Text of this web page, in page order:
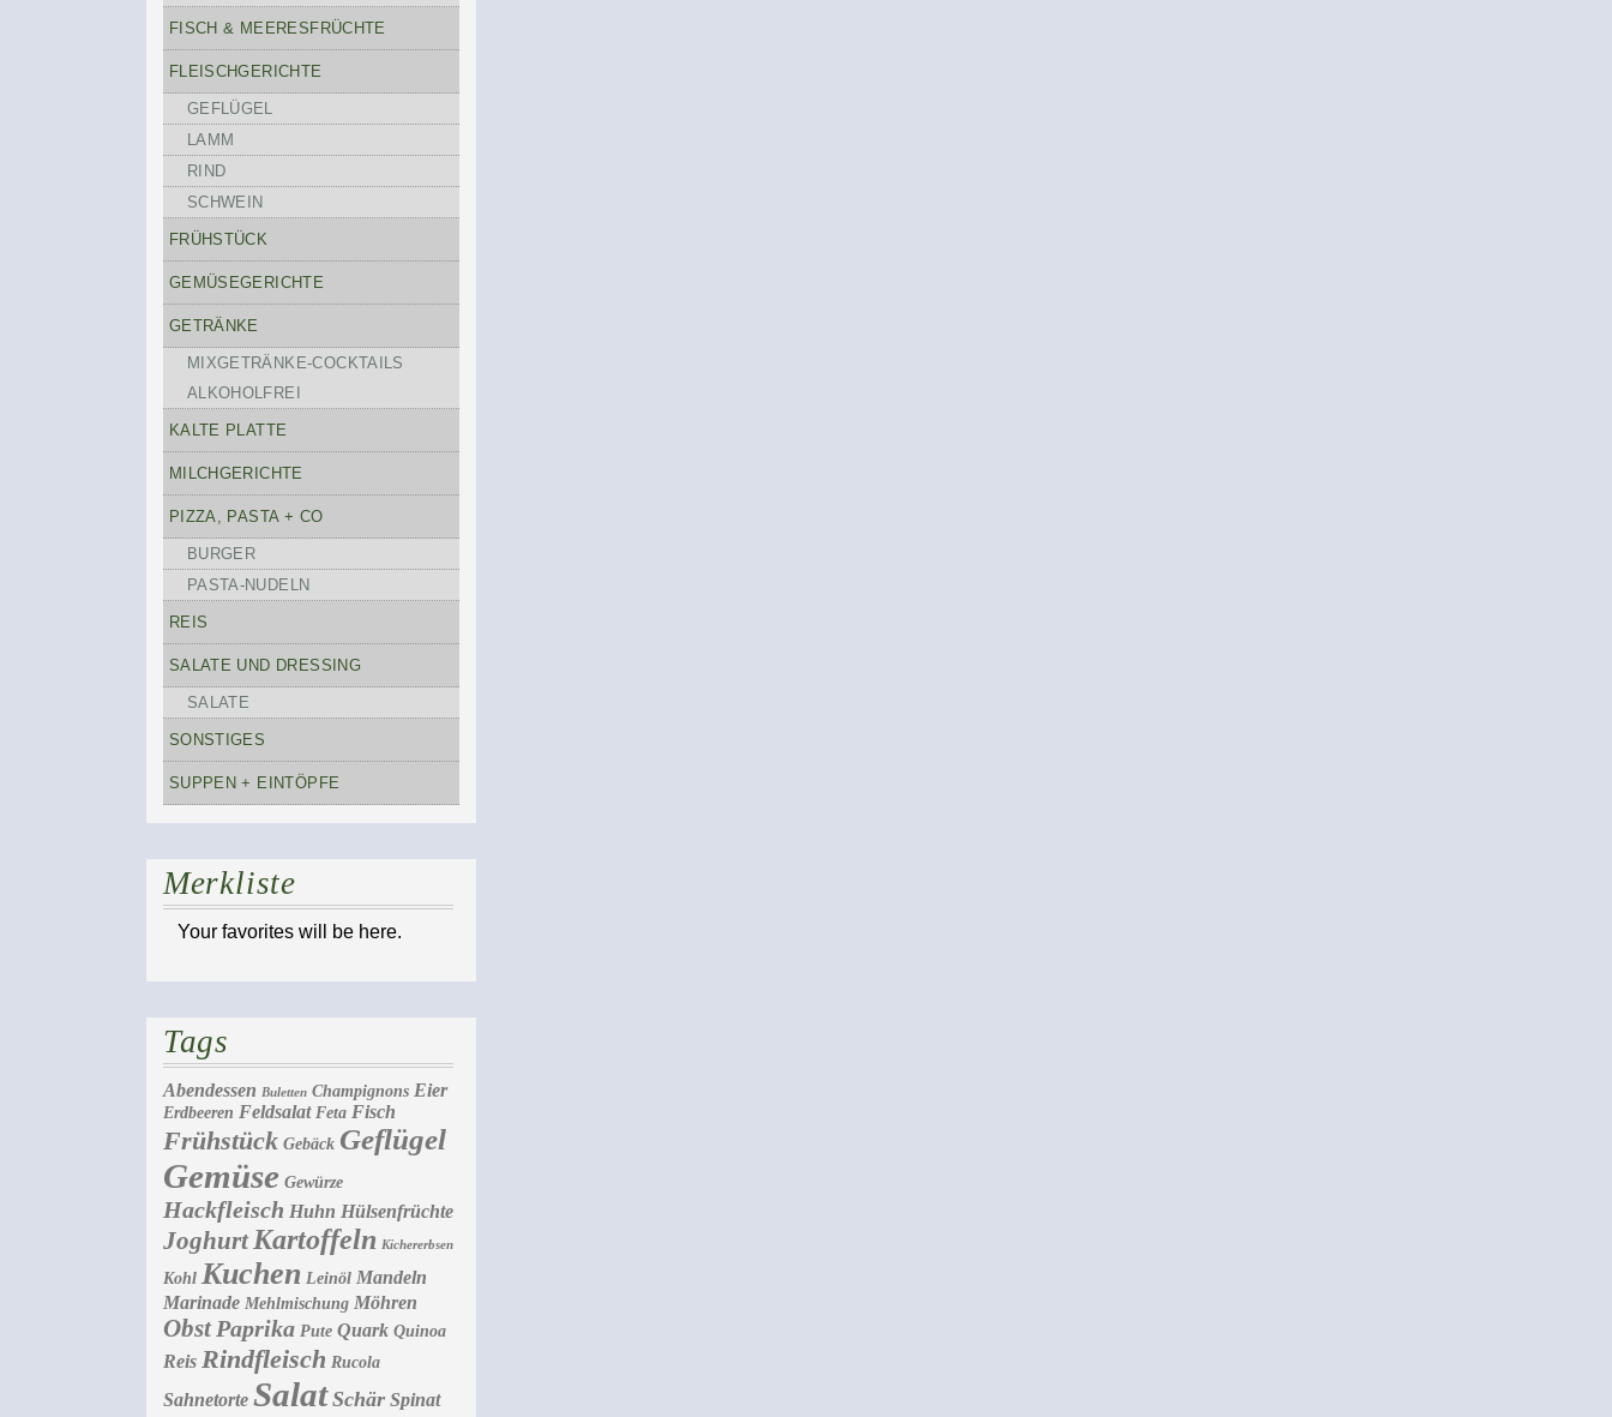
FISCH & MEERESFRÜCHTE
FLEISCHGERICHTE
GEFLÜGEL
LAMM
RIND
SCHWEIN
FRÜHSTÜCK
GEMÜSEGERICHTE
GETRÄNKE
MIXGETRÄNKE-COCKTAILS
ALKOHOLFREI
KALTE PLATTE
MILCHGERICHTE
PIZZA, PASTA + CO
BURGER
PASTA-NUDELN
REIS
SALATE UND DRESSING
SALATE
SONSTIGES
SUPPEN + EINTÖPFE
Merkliste
Your favorites will be here.
Tags
Abendessen Buletten Champignons Eier
Erdbeeren Feldsalat Feta Fisch
Frühstück Gebäck Geflügel
Gemüse Gewürze
Hackfleisch Huhn Hülsenfrüchte
Joghurt Kartoffeln Kichererbsen
Kohl Kuchen Leinöl Mandeln
Marinade Mehlmischung Möhren
Obst Paprika Pute Quark Quinoa
Reis Rindfleisch Rucola
Sahnetorte Salat Schär Spinat